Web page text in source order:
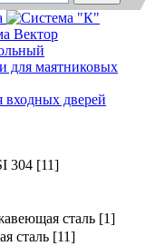
Вектор
для маятниковых
входных дверей
304 [11]
сталь [1]
сталь [11]